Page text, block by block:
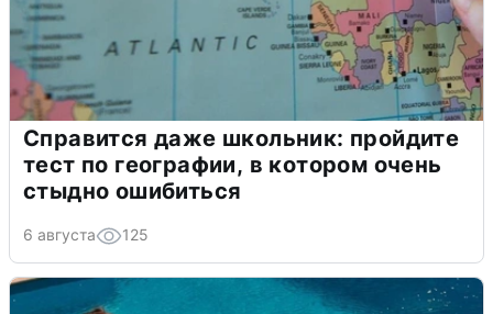
Справится даже школьник: пройдите
тест по географии, в котором очень
стыдно ошибиться
6 августа 125